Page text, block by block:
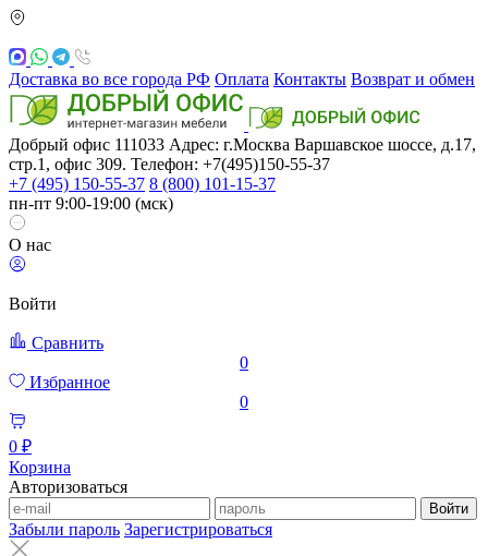
Доставка во все города РФ Оплата Контакты Возврат и обмен
Добрый офис 111033 Адрес: г.Москва Варшавское шоссе, д.17,
стр.1, офис 309. Телефон: +7(495)150-55-37
+7 (495) 150-55-37 8 (800) 101-15-37
пн-пт 9:00-19:00 (мск)
О нас
Войти
Сравнить
0
Избранное
0
0 ₽
Корзина
Авторизоваться
Войти
Забыли пароль Зарегистрироваться